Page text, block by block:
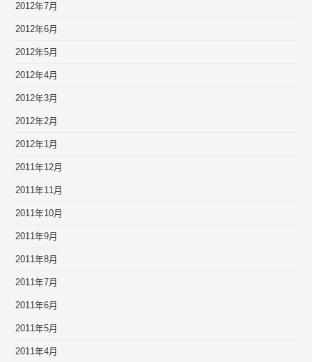
2012年7月
2012年6月
2012年5月
2012年4月
2012年3月
2012年2月
2012年1月
2011年12月
2011年11月
2011年10月
2011年9月
2011年8月
2011年7月
2011年6月
2011年5月
2011年4月